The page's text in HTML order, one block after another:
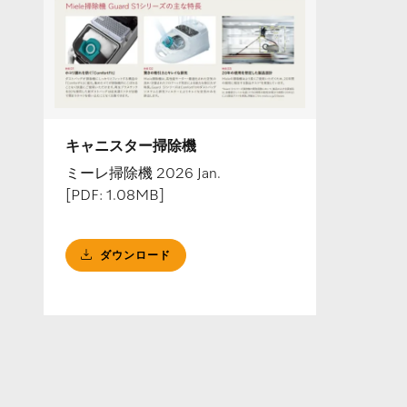
キャニスター掃除機
ミーレ掃除機 2026 Jan.
[PDF: 1.08MB]
ダウンロード